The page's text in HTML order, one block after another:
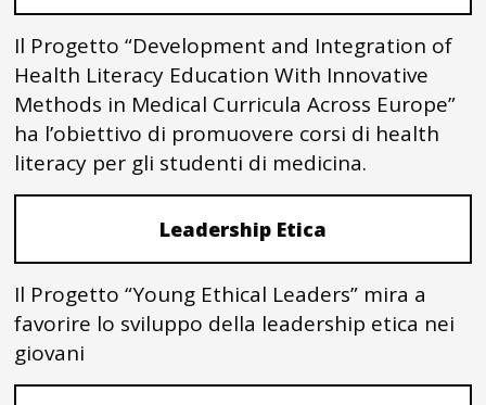
Il Progetto “Development and Integration of
Health Literacy Education With Innovative
Methods in Medical Curricula Across Europe”
ha l’obiettivo di promuovere corsi di health
literacy per gli studenti di medicina.
Leadership Etica
Il Progetto “Young Ethical Leaders” mira a
favorire lo sviluppo della leadership etica nei
giovani